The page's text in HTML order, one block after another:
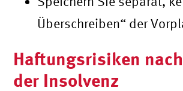
Überschreiben“ der
Haftungsrisiken
der Insolvenz